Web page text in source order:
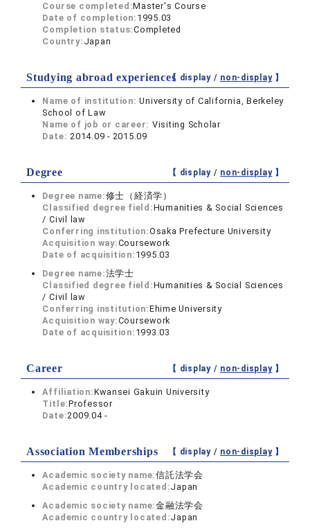
Course completed:Master's Course
Date of completion: 1995.03
Completion status:Completed
Country: Japan
Studying abroad experiences【 display / non-display】
Name of institution:University of California, Berkeley
School of Law
Name of job or career: Visiting Scholar
Date:2014.09 - 2015.09
Degree 【 display / non-display】
Degree name:修士（経済学）
Classified degree field:Humanities & Social Sciences
/ Civil law
Conferring institution:Osaka Prefecture University
Acquisition way:Coursework
Date of acquisition: 1995.03
Degree name:法学士
Classified degree field:Humanities & Social Sciences
/ Civil law
Conferring institution:Ehime University
Acquisition way:Coursework
Date of acquisition: 1993.03
Career 【 display / non-display】
Affiliation:Kwansei Gakuin University
Title:Professor
Date:2009.04 -
Association Memberships 【 display / non-display】
Academic society name:信託法学会
Academic country located:Japan
Academic society name:金融法学会
Academic country located:Japan